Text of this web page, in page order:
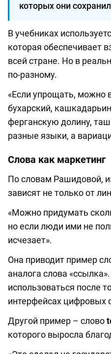
которых они
В учебниках
которая обеспечивает
всей стране. Но в
по-разному.
«Если упрощать, можно
бухарский,
ферганскую долину,
разные языки, а
Слова как маркетинг
По словам Рашидовой,
зависят не только от
«Можно придумать
но если люди ими не
исчезает».
Она приводит пример
аналога слова
использоваться после
интерфейсах цифровых
Другой пример – слово
которого выросла